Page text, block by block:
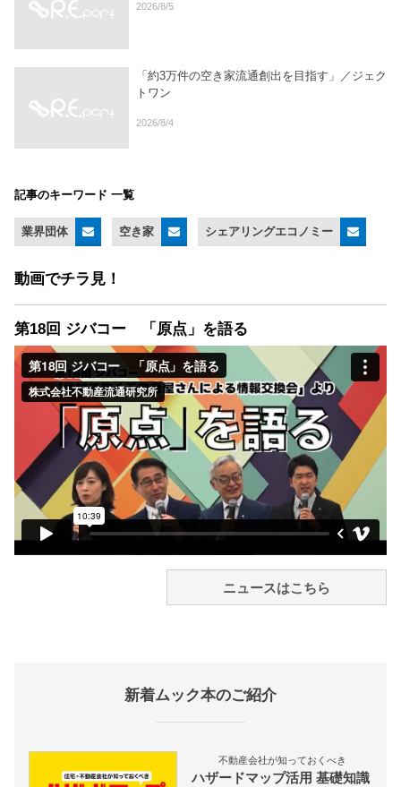
2026/8/5
「約3万件の空き家流通創出を目指す」／ジェク
トワン
2026/8/4
記事のキーワード 一覧
業界団体 空き家 シェアリングエコノミー
動画でチラ見！
第18回 ジバコー 「原点」を語る
ニュースはこちら
新着ムック本のご紹介
不動産会社が知っておくべき
ハザードマップ活用 基礎知識